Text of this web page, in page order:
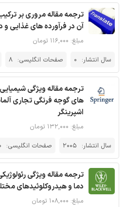
ترجمه مقاله مروری بر
آن در فرآورده های غذایی و
مبلغ: ۱۱۶,۰۰۰ تومان
سال انتشار: 0 صفحات انگلیسی: 8
ترجمه مقاله ویژگی
های گوجه فرنگی تجاری
اشپرینگر
مبلغ: ۱۳۲,۰۰۰ تومان
سال انتشار: 2005 صفحات انگلیسی:
ترجمه مقاله ویژگی
دما و هیدروکلوئیدهای
مبلغ: ۱۰۸,۰۰۰ تومان